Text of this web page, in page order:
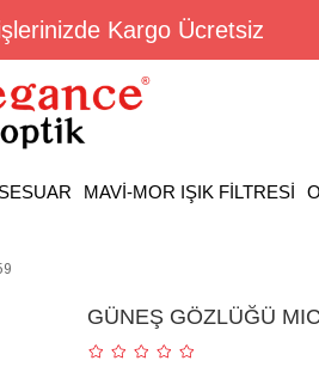
Kargo Ücretsiz
MAVİ-MOR IŞIK FİLTRESİ
GÜNEŞ GÖZLÜĞÜ